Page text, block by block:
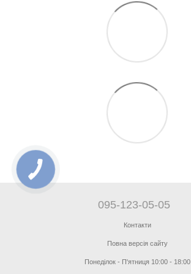
095-123-05-05
Контакти
Повна версія сайту
Понеділок - П'ятниця 10:00 - 18:00